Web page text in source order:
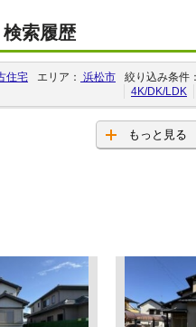
検索履歴
住宅 エリア： 浜松市
絞り込み条件：
4K/DK/LDK
もっと見る